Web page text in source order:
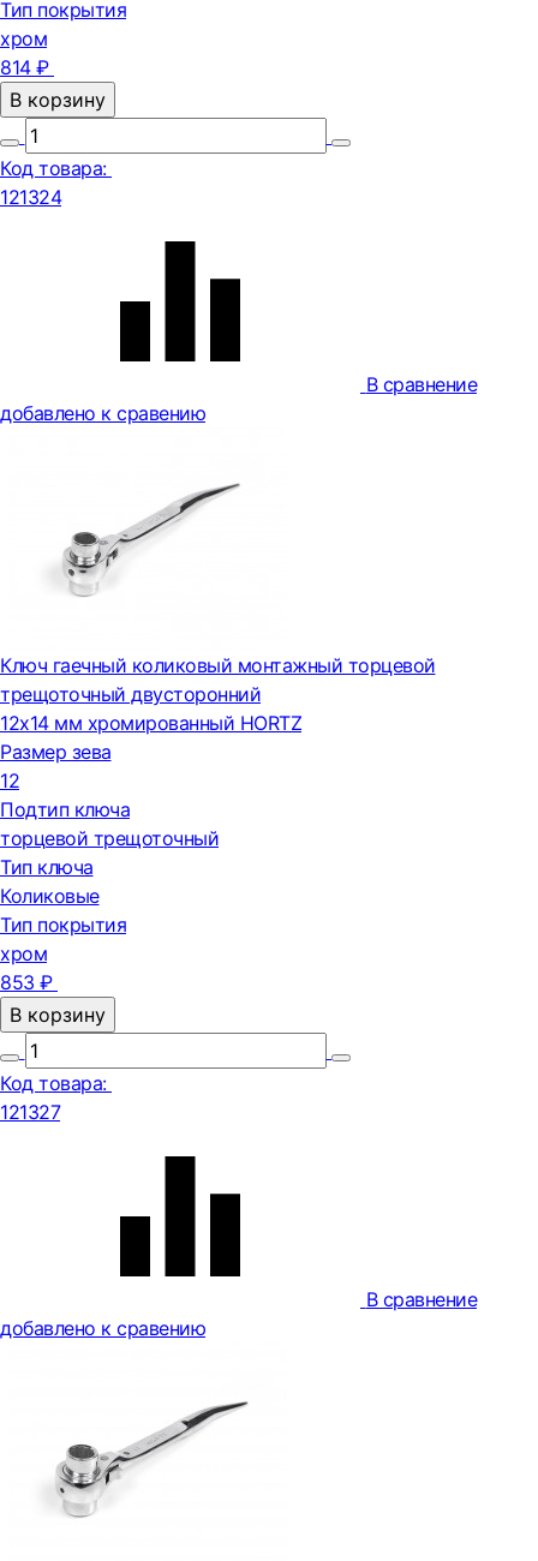
Тип покрытия
хром
814 ₽
В корзину
Код товара:
121324
В сравнение
добавлено к сравению
Ключ гаечный коликовый монтажный торцевой
трещоточный двусторонний
12x14 мм хромированный HORTZ
Размер зева
12
Подтип ключа
торцевой трещоточный
Тип ключа
Коликовые
Тип покрытия
хром
853 ₽
В корзину
Код товара:
121327
В сравнение
добавлено к сравению